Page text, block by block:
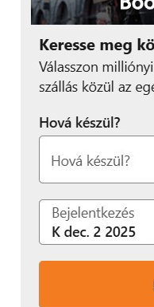
Kiemelt
kezelése : A
kizárólag a
szabad
általános
annak a
támadás
rendszerhez,
„
biztonsági